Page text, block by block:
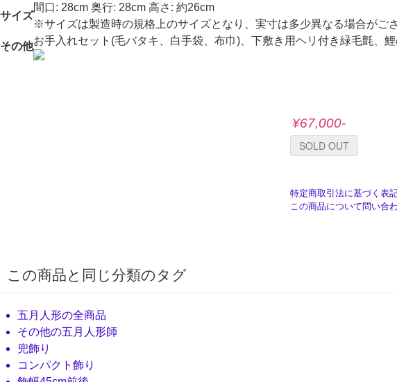
サイズ
間口: 28cm 奥行: 28cm 高さ: 約26cm
※サイズは製造時の規格上のサイズとなり、実寸は多少異なる場合がござ
その他お手入れセット(毛バタキ、白手袋、布巾)、下敷き用ヘリ付き緑毛氈、
¥67,000-
SOLD OUT
特定商取引法に基づく表
この商品について問い合
この商品と同じ分類のタグ
五月人形の全商品
その他の五月人形師
兜飾り
コンパクト飾り